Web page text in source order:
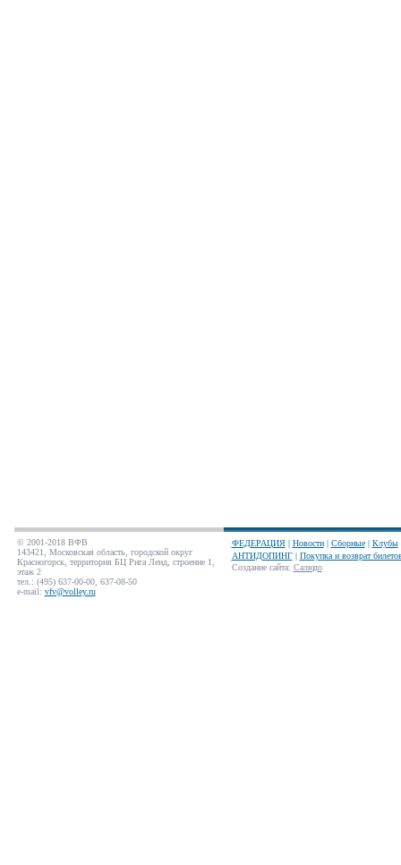
© 2001-2018 ВФВ
143421, Московская область, городской округ
Красногорск, территория БЦ Рига Ленд, строение 1,
этаж 2
тел.: (495) 637-00-00, 637-08-50
e-mail: vfv@volley.ru
ФЕДЕРАЦИЯ| Новости| Сборные| Клубы
АНТИДОПИНГ| Покупка и возврат
Создание сайта: Салюдо